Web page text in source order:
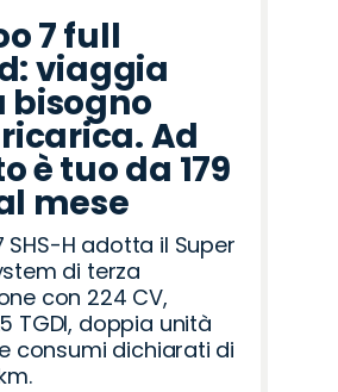
7 full
viaggia
bisogno
Ad
è tuo da 179
mese
SHS-H adotta il Super
di terza
con 224 CV,
TGDI, doppia unità
consumi dichiarati di